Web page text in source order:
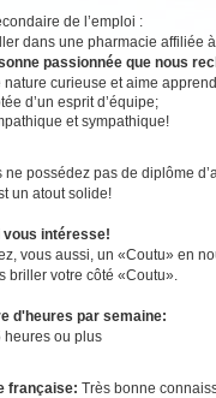
de l’emploi :
dans une pharmacie affiliée
passionnée que nous
nature curieuse et aime
d’un esprit d’équipe;
et sympathique!
ne possédez pas de diplôme
un atout solide!
vous intéresse!
vous aussi, un «Coutu» en
briller votre côté «Coutu».
d'heures par semaine:
heures ou plus
française: Très bonne